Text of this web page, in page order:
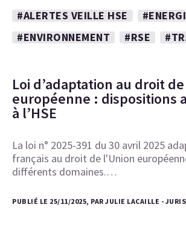
#ALERTES VEILLE HSE
#ENVIRONNEMENT
#RSE
Loi d’adaptation au droit
européenne : dispositions
à l’HSE
La loi n° 2025-391 du 30 avril 2025
français au droit de l'Union
différents domaines.…
PUBLIÉ LE 25/11/2025, PAR JULIE LACAILLE -